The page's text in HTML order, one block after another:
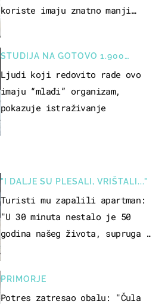
"I DALJE SU PLESALI, VRIŠTALI..."
Turisti mu zapalili apartman:
"U 30 minuta nestalo je 50
godina našeg života, supruga i
PRIMORJE
Potres zatresao obalu: "Čula
koriste imaju znatno manji
STUDIJA NA GOTOVO 1.900
OSOBA
Ljudi koji redovito rade ovo
imaju “mlađi” organizam,
pokazuje istraživanje